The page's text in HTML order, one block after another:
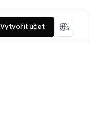
Vytvořit účet